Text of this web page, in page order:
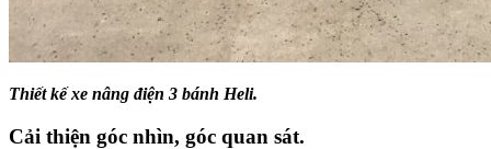
Thiết kế xe nâng điện 3 bánh Heli.
Cải thiện góc nhìn, góc quan sát.